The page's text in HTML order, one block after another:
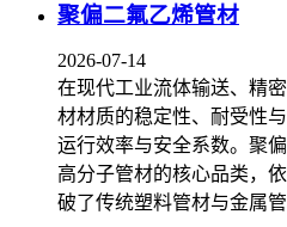
聚偏二氟乙烯管材
2026-07-14
在现代工业流体输送、精
材材质的稳定性、耐受性
运行效率与安全系数。聚
高分子管材的核心品类，
破了传统塑料管材与金属